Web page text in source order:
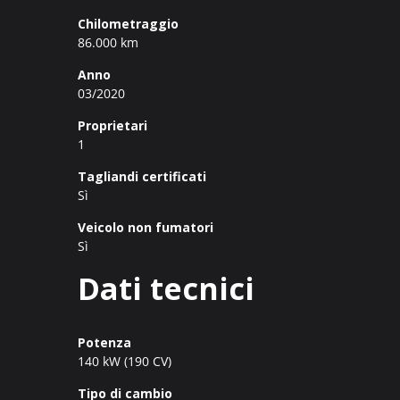
Chilometraggio
86.000 km
Anno
03/2020
Proprietari
1
Tagliandi certificati
Sì
Veicolo non fumatori
Sì
Dati tecnici
Potenza
140 kW (190 CV)
Tipo di cambio